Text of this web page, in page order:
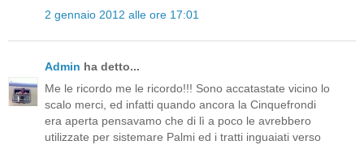
2 gennaio 2012 alle ore 17:01
Admin ha detto...
Me le ricordo me le ricordo!!! Sono accatastate vicino lo
scalo merci, ed infatti quando ancora la Cinquefrondi
era aperta pensavamo che di lì a poco le avrebbero
utilizzate per sistemare Palmi ed i tratti inguaiati verso